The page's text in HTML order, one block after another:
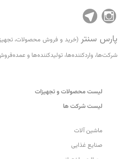
پارس سنتر(خرید و فروش محصولات،
شرکت‌ها، واردکننده‌ها، تولید‌کننده‌ها و
لیست محصولات و تجهیزات
لیست شرکت ها
ماشین آلات
صنایع غذایی